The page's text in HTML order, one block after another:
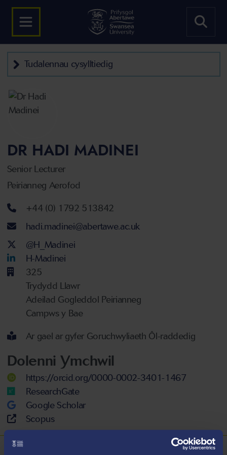
Tudalennau cysylltiedig
DR HADI MADINEI
Senior Lecturer
Peirianneg Aerofod
Rhif ffôn+44 (0) 1792 513842
Cyfeiriad ebost
hadi.madinei@abertawe.ac.uk
Twitter Account
@H_Madinei
LinkedIn Account
H-Madinei
325
Trydydd Llawr
Adeilad Gogleddol Peirianneg
Campws y Bae
Ar gael ar gyfer Goruchwyliaeth Ôl-raddedig
Dolenni Ymchwil
https://orcid.org/0000-0002-3401-1467
ResearchGate
Google Scholar
Scopus